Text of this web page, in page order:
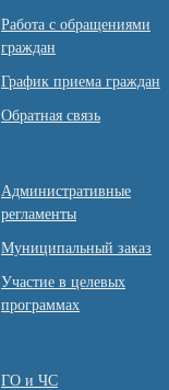
Работа с обращениями
граждан
График приема граждан
Обратная связь
Административные
регламенты
Муниципальный заказ
Участие в целевых
программах
ГО и ЧС